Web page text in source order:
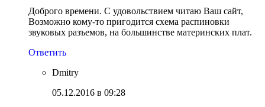
Доброго времени. С удовольствием читаю Ваш сайт,
Возможно кому-то пригодится схема распиновки
звуковых разъемов, на большинстве материнских плат.
Ответить
Dmitry
05.12.2016 в 09:28